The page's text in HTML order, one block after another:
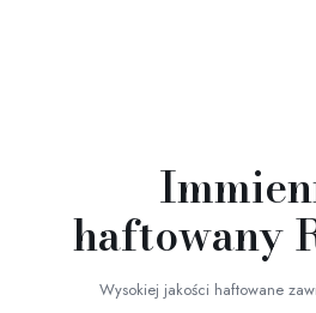
haftowany
Wysokiej jakości haftowane